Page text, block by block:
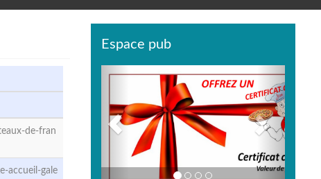
de-fran
accueil-gale
Espace pub
Previous
Next